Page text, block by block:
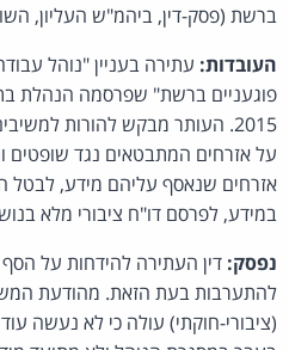
ברשת (פסק-דין, ביהמ"ש העליון,
העובדות: עתירה בעניין "נוהל
פוגעניים ברשת" שפרסמה הנהלת
2015. העותר מבקש להורות
על אזרחים המתבטאים נגד שופטים
אזרחים שנאסף עליהם מידע, לבטל
במידע, לפרסם דו"ח ציבורי מלא
נפסק: דין העתירה להידחות על
להתערבות בעת הזאת. מהודעת
(ציבורי-חוקתי) עולה כי לא נעשה